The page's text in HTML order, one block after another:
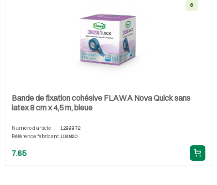
6
Bande de fixation cohésive FLAWA Nova Quick sans
latex 8 cm x 4,5 m, bleue
Numéro d'article
1299972
Référence fabricant 109860
7.65